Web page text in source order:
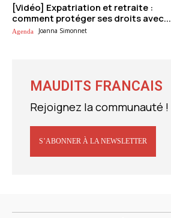
[Vidéo] Expatriation et retraite :
comment protéger ses droits avec...
Agenda Joanna Simonnet
MAUDITS FRANCAIS
Rejoignez la communauté !
S’ABONNER À LA NEWSLETTER